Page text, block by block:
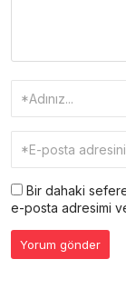
Bir dahaki sefere
e-posta adresimi